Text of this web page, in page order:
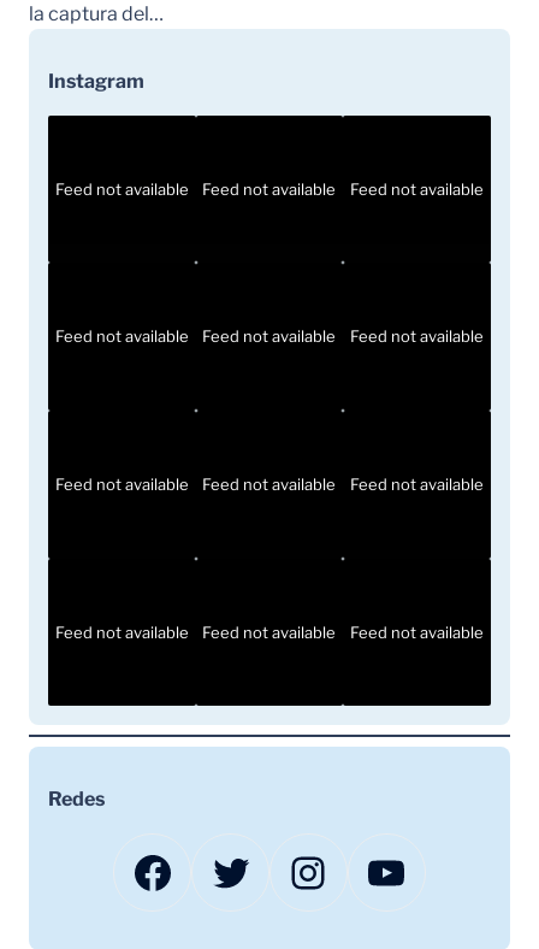
la captura del…
Instagram
Feed not available Feed not available Feed not available
Feed not available Feed not available Feed not available
Feed not available Feed not available Feed not available
Feed not available Feed not available Feed not available
Redes
Facebook Twitter Instagram YouTube